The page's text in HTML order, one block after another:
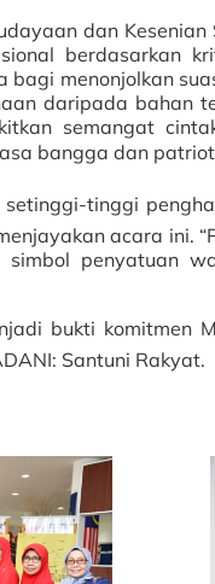
dan Kesenian
berdasarkan
menonjolkan
daripada bahan
semangat
bangga dan
tinggi
acara ini.
penyatuan
bukti komitmen
Santuni Rakyat.